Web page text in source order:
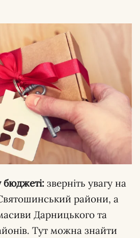
зверніть увагу на
райони, а
Дарницького та
Тут можна знайти